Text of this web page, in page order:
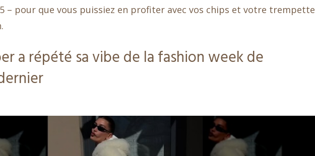
– pour que vous puissiez en profiter avec vos chips et votre trempette
a répété sa vibe de la fashion week de